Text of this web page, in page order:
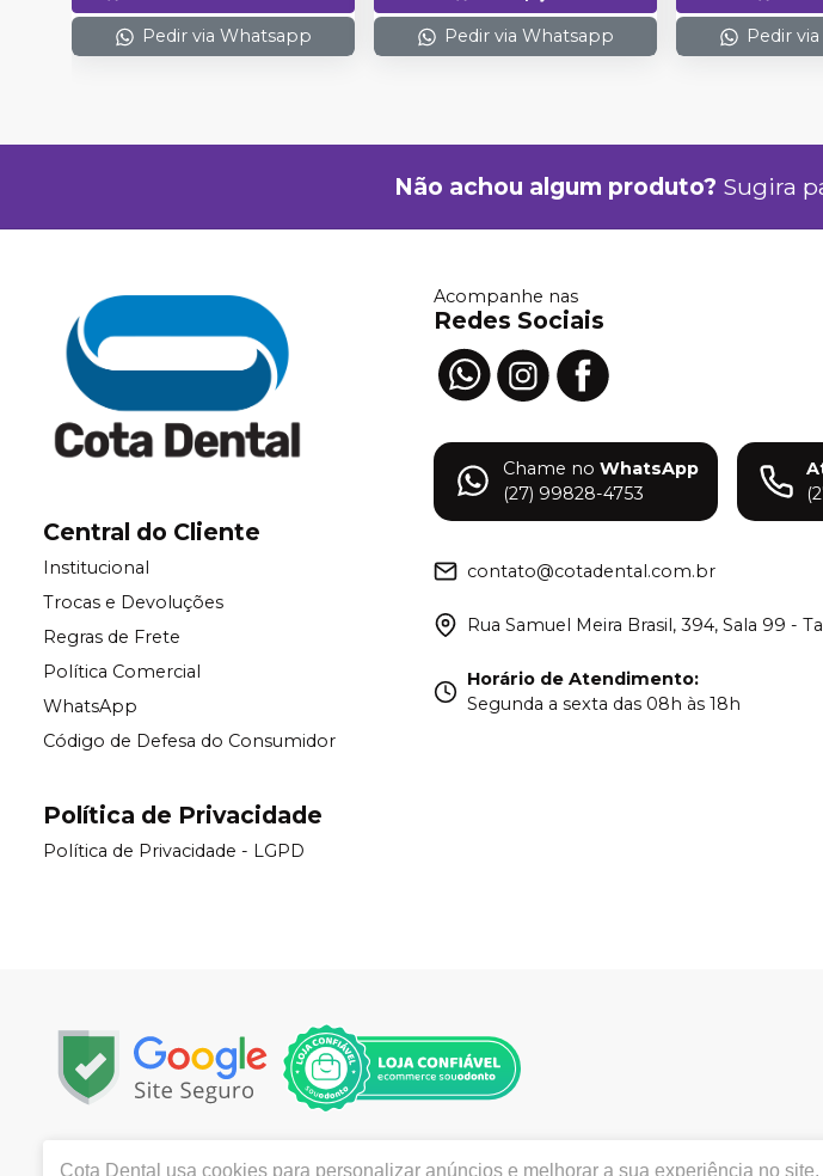
Pedir via Whatsapp Pedir via Whatsapp Pedir
Não achou algum produto? Sugira
Central do Cliente
Institucional
Trocas e Devoluções
Regras de Frete
Política Comercial
WhatsApp
Código de Defesa do Consumidor
Política de Privacidade
Política de Privacidade - LGPD
Acompanhe nas
Redes Sociais
Chame no WhatsApp
(27) 99828-4753
contato@cotadental.com.br
Rua Samuel Meira Brasil, 394, Sala 99 -
Horário de Atendimento:
Segunda a sexta das 08h às 18h
Copyright © 2024 | Todos os direitos reservados | www.cotadental.com.br | COTA
Cota Dental usa cookies para personalizar anúncios e melhorar a sua experiência no